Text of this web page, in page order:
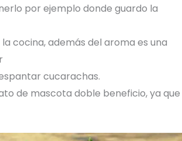
por ejemplo donde guardo la
cocina, además del aroma es una
cucarachas.
de mascota doble beneficio, ya que